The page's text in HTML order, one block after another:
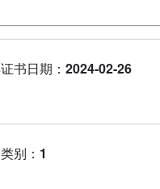
书日期：2024-02-26
别： 1